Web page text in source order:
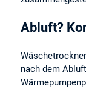
Abluft?
nach dem